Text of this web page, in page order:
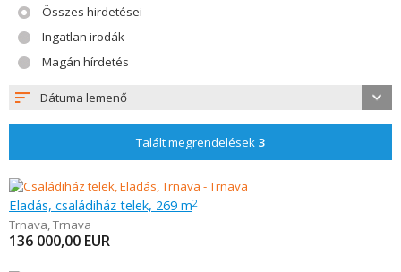
Összes hirdetései
Ingatlan irodák
Magán hírdetés
Dátuma lemenő
Talált megrendelések 3
Eladás, családiház telek, 269 m2
Trnava,Trnava
136 000,00 EUR